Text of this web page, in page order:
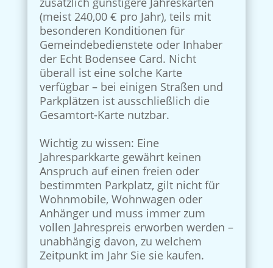
(meist 240,00 € pro Jahr), teils mit
besonderen Konditionen für
Gemeindebedienstete oder Inhaber
der Echt Bodensee Card. Nicht
überall ist eine solche Karte
verfügbar – bei einigen Straßen und
Parkplätzen ist ausschließlich die
Gesamtort-Karte nutzbar.
Wichtig zu wissen: Eine
Jahresparkkarte gewährt keinen
Anspruch auf einen freien oder
bestimmten Parkplatz, gilt nicht für
Wohnmobile, Wohnwagen oder
Anhänger und muss immer zum
vollen Jahrespreis erworben werden –
unabhängig davon, zu welchem
Zeitpunkt im Jahr Sie sie kaufen.